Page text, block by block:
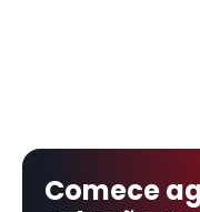
Comece